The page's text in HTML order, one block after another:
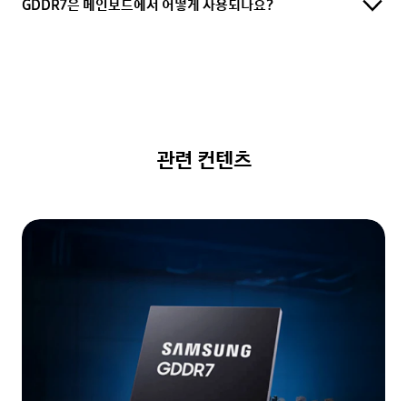
GDDR7은 메인보드에서 어떻게 사용되나요?
관련 컨텐츠